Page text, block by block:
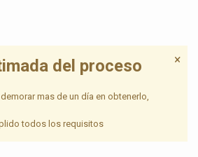
del proceso
mas de un día en obtenerlo,
todos los requisitos
×